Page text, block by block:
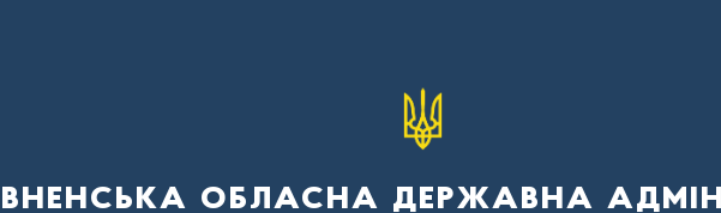
обласна державна